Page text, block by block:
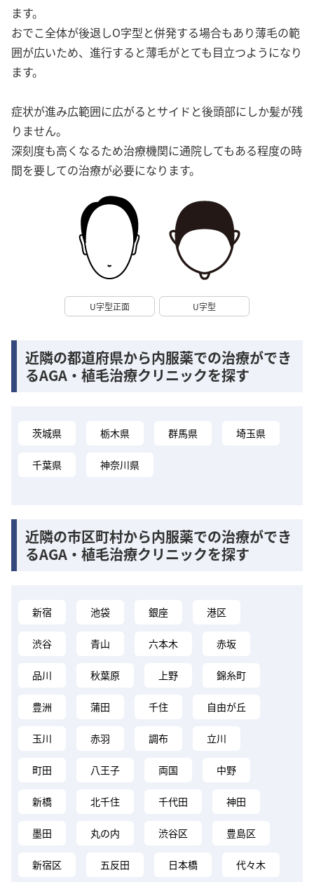
ます。
おでこ全体が後退しO字型と併発する場合もあり薄毛の範
囲が広いため、進行すると薄毛がとても目立つようになり
ます。
症状が進み広範囲に広がるとサイドと後頭部にしか髪が残
りません。
深刻度も高くなるため治療機関に通院してもある程度の時
間を要しての治療が必要になります。
U字型正面 U字型
近隣の都道府県から内服薬での治療ができ
るAGA・植毛治療クリニックを探す
茨城県 栃木県 群馬県 埼玉県
千葉県 神奈川県
近隣の市区町村から内服薬での治療ができ
るAGA・植毛治療クリニックを探す
新宿 池袋 銀座 港区
渋谷 青山 六本木 赤坂
品川 秋葉原 上野 錦糸町
豊洲 蒲田 千住 自由が丘
玉川 赤羽 調布 立川
町田 八王子 両国 中野
新橋 北千住 千代田 神田
墨田 丸の内 渋谷区 豊島区
新宿区 五反田 日本橋 代々木